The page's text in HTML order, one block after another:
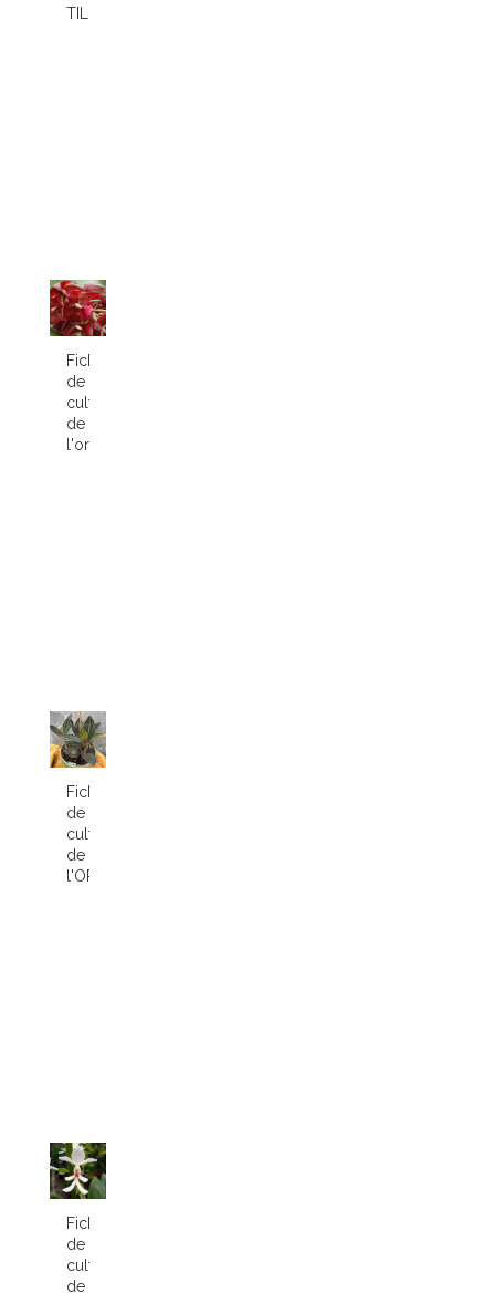
TILLANDSIA...
Fiche
de
culture
de
l'orchidée...
Fiche
de
culture
de
l'ORCHIDÉE...
Fiche
de
culture
de